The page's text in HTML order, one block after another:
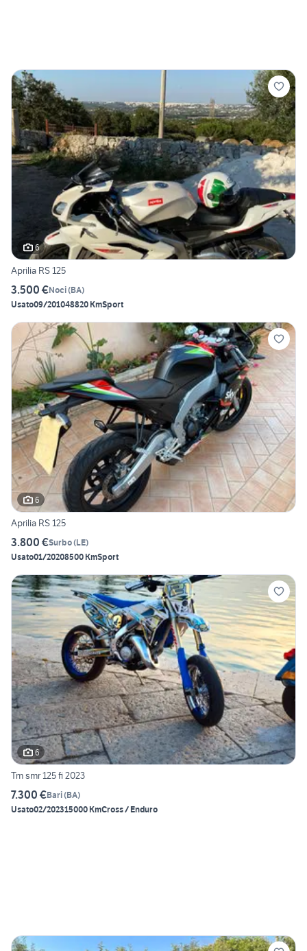
6
Aprilia RS 125
3.500 €Noci(BA)
Usato09/201048820 KmSport
6
Aprilia RS 125
3.800 €Surbo(LE)
Usato01/20208500 KmSport
6
Tm smr 125 fi 2023
7.300 €Bari(BA)
Usato02/202315000 KmCross / Enduro